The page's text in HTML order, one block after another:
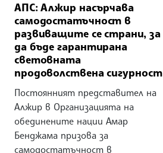
АПС: Алжир насърчава
самодостатъчност в
развиващите се страни, за
да бъде гарантирана
световната
продоволствена сигурност
Постоянният представител на
Алжир в Организацията на
обединените нации Амар
Бенджама призова за
самодостатъчност в